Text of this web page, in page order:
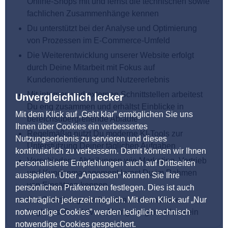
Unvergleichlich lecker
Mit dem Klick auf „Geht klar” ermöglichen Sie uns
Ihnen über Cookies ein verbessertes
Nutzungserlebnis zu servieren und dieses
kontinuierlich zu verbessern. Damit können wir Ihnen
personalisierte Empfehlungen auch auf Drittseiten
ausspielen. Über „Anpassen” können Sie Ihre
persönlichen Präferenzen festlegen. Dies ist auch
nachträglich jederzeit möglich. Mit dem Klick auf „Nur
notwendige Cookies” werden lediglich technisch
notwendige Cookies gespeichert.
fachlichen Zusammenhänge kennen
Du unterstützt bei der Analyse und Optimierung
von Prozessen im E-Commerce-Umfeld
Die Weiterentwicklung unserer Website erfolgt
durch Deine Mitarbeit mit Fokus auf
Kundenorientierung und Nutzererlebnis
Mit internen und externen Schnittstellen arbeitest
Du eng zusammen und erhältst Einblicke in
bereichsübergreifende Abläufe
Regelmäßig nutzt Du moderne KI-Tools zur
Unterstützung Deiner täglichen Aufgaben
Verschiedene Abteilungen wie Marketing, Vertrieb
und Kundenmanagement lernst Du im Rahmen
von Einsätzen kennen
Die Gestaltung von Kundenkommunikation
begleitest Du aktiv und bringst eigene Ideen ein